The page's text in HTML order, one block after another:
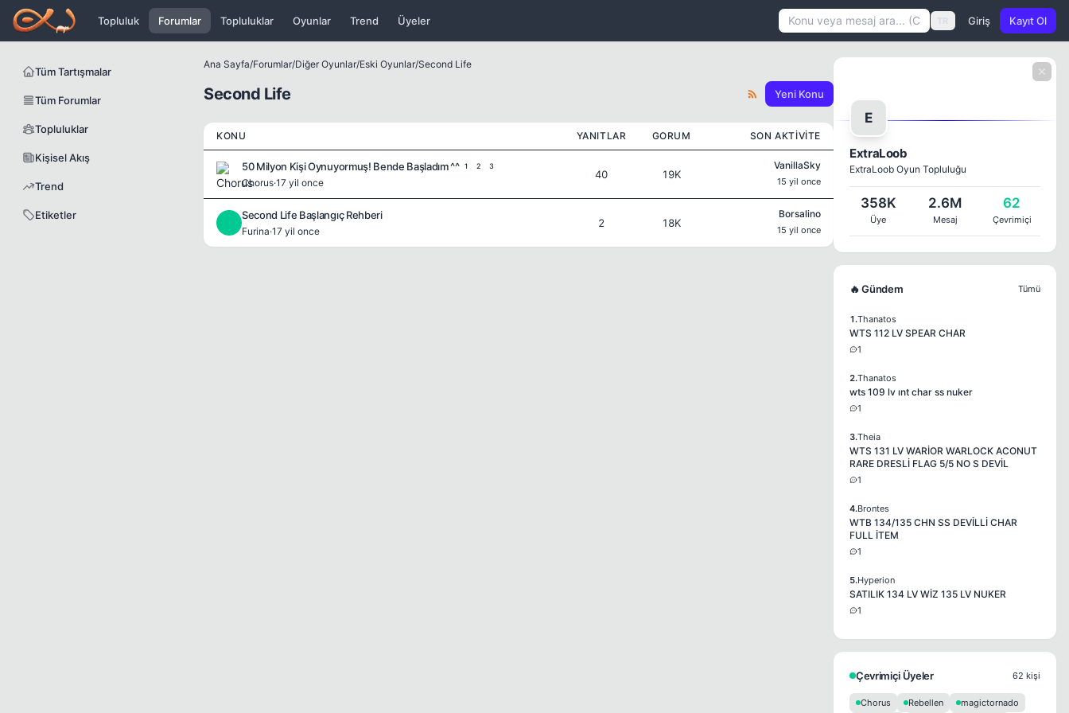
Icerige atla
Topluluk Forumlar Topluluklar Oyunlar Trend Üyeler TR Giriş Kayıt Ol
Tüm Tartışmalar
Tüm Forumlar
Topluluklar
Kişisel Akış
Trend
Etiketler
Ana Sayfa/Forumlar/Diğer Oyunlar/Eski Oyunlar/Second Life
Second Life Yeni Konu
KONU YANITLAR GORUM SON AKTIVITE
50 Milyon Kişi Oynuyormuş! Bende Başladım ^^ 1 2 3
Chorus·17 yil once
40 19K
VanillaSky
15 yil once
Second Life Başlangıç Rehberi
Furina·17 yil once
2 18K
Borsalino
15 yil once
E
ExtraLoob
ExtraLoob Oyun Topluluğu
358K
Üye
2.6M
Mesaj
62
Çevrimiçi
🔥 Gündem Tümü
1.Thanatos
WTS 112 LV SPEAR CHAR
1
2.Thanatos
wts 109 lv ınt char ss nuker
1
3.Theia
WTS 131 LV WARİOR WARLOCK ACONUT
RARE DRESLİ FLAG 5/5 NO S DEVİL
1
4.Brontes
WTB 134/135 CHN SS DEVİLLİ CHAR
FULL İTEM
1
5.Hyperion
SATILIK 134 LV WİZ 135 LV NUKER
1
Çevrimiçi Üyeler 62 kişi
Chorus Rebellen magictornado